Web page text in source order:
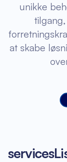
unikke
at skabe